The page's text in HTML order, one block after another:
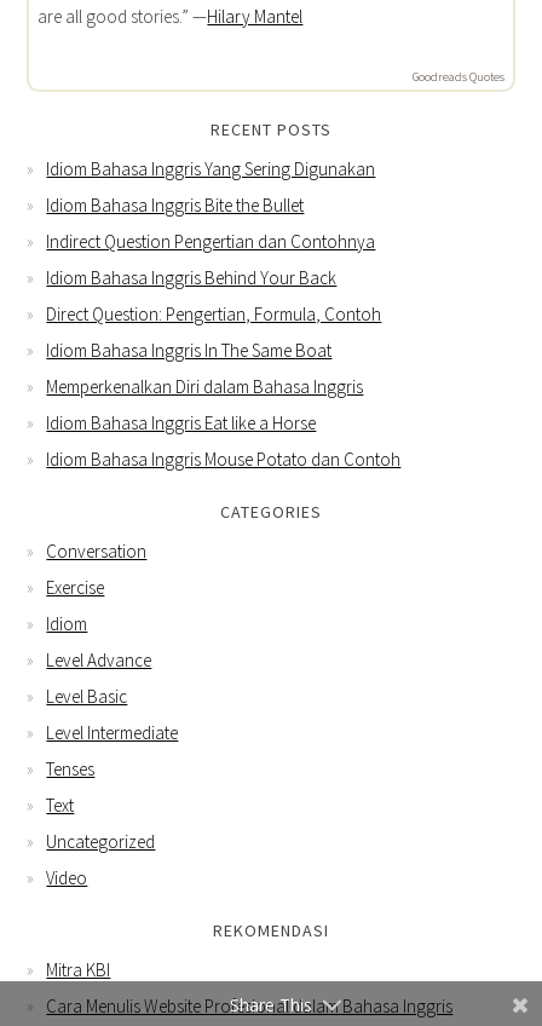
are all good stories.” —Hilary Mantel
Goodreads Quotes
RECENT POSTS
Idiom Bahasa Inggris Yang Sering Digunakan
Idiom Bahasa Inggris Bite the Bullet
Indirect Question Pengertian dan Contohnya
Idiom Bahasa Inggris Behind Your Back
Direct Question: Pengertian, Formula, Contoh
Idiom Bahasa Inggris In The Same Boat
Memperkenalkan Diri dalam Bahasa Inggris
Idiom Bahasa Inggris Eat like a Horse
Idiom Bahasa Inggris Mouse Potato dan Contoh
CATEGORIES
Conversation
Exercise
Idiom
Level Advance
Level Basic
Level Intermediate
Tenses
Text
Uncategorized
Video
REKOMENDASI
Mitra KBI
Cara Menulis Website Profesional dalam Bahasa Inggris
Share This